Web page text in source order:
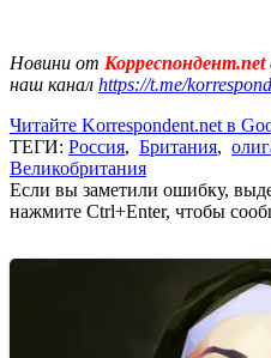
Новини от Корреспондент.net
наш канал https://t.me/
Читайте Korrespondent.net в
ТЕГИ: Россия, Британия,
Великобритания
Если вы заметили ошибку,
нажмите Ctrl+Enter, чтобы